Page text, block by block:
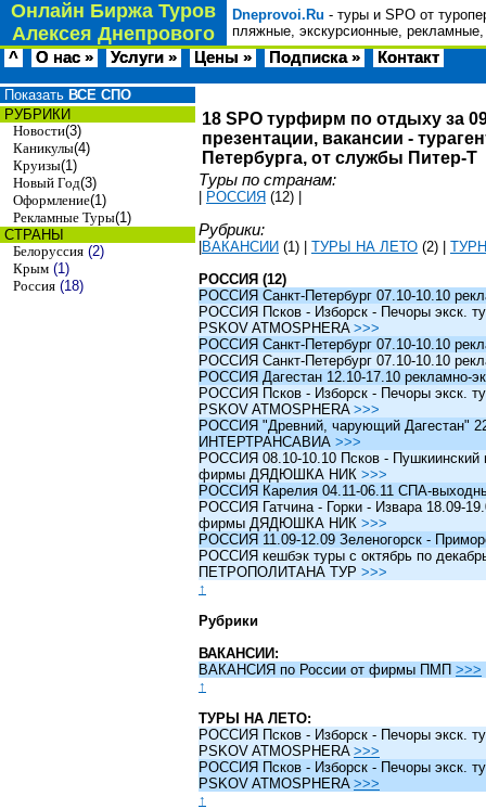
Онлайн Биржа Туров
Алексея Днепрового
Dneprovoi.Ru - туры и SPO от
пляжные, экскурсионные,
^ О нас » Услуги » Цены » Подписка » Контакт
Показать ВСЕ СПО
РУБРИКИ
Новости(3)
Каникулы(4)
Круизы(1)
Новый Год(3)
Оформление(1)
Рекламные Туры(1)
СТРАНЫ
Белоруссия (2)
Крым (1)
Россия (18)
18 SPO турфирм по отдыху за
презентации, вакансии -
Петербурга, от службы Питер-Т
Туры по странам:
РОССИЯ (12)
Рубрики:
ВАКАНСИИ (1) ТУРЫ НА ЛЕТО (2)
РОССИЯ (12)
РОССИЯ Санкт-Петербург 07.10-10.10
РОССИЯ Псков - Изборск - Печоры экск.
PSKOV ATMOSPHERA >>>
РОССИЯ Санкт-Петербург 07.10-10.10
РОССИЯ Санкт-Петербург 07.10-10.10
РОССИЯ Дагестан 12.10-17.10 рекламно-
РОССИЯ Псков - Изборск - Печоры экск.
PSKOV ATMOSPHERA >>>
РОССИЯ "Древний, чарующий Дагестан"
ИНТЕРТРАНСАВИА >>>
РОССИЯ 08.10-10.10 Псков - Пушкиинский
фирмы ДЯДЮШКА НИК >>>
РОССИЯ Карелия 04.11-06.11 СПА-
РОССИЯ Гатчина - Горки - Извара 18.09-
фирмы ДЯДЮШКА НИК >>>
РОССИЯ 11.09-12.09 Зеленогорск -
РОССИЯ кешбэк туры c октябрь по
ПЕТРОПОЛИТАНА ТУР >>>
↑
Рубрики
ВАКАНСИИ:
ВАКАНСИЯ по России от фирмы ПМП >>>
↑
ТУРЫ НА ЛЕТО:
РОССИЯ Псков - Изборск - Печоры экск.
PSKOV ATMOSPHERA >>>
РОССИЯ Псков - Изборск - Печоры экск.
PSKOV ATMOSPHERA >>>
↑